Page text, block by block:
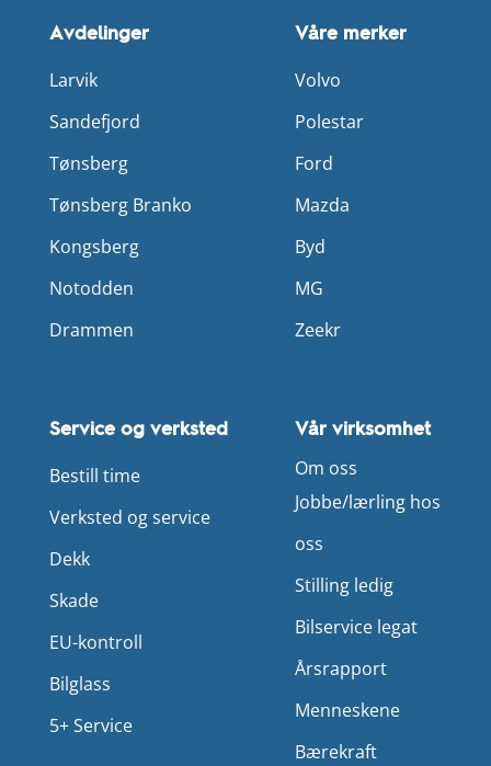
Avdelinger
Larvik
Sandefjord
Tønsberg
Tønsberg Branko
Kongsberg
Notodden
Drammen
Våre merker
Volvo
Polestar
Ford
Mazda
Byd
MG
Zeekr
Service og verksted
Bestill time
Verksted og service
Dekk
Skade
EU-kontroll
Bilglass
5+ Service
Vår virksomhet
Om oss
Jobbe/lærling hos
oss
Stilling ledig
Bilservice legat
Årsrapport
Menneskene
Bærekraft